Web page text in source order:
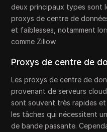
deux principaux types sont
proxys de centre de
et faiblesses, notamment
comme Zillow.
Proxys de centre de
Les proxys de centre de
provenant de serveurs
sont souvent très rapides
les tâches qui nécessitent
de bande passante.